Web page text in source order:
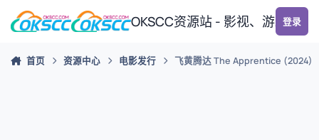
跳转到帖子
OKSCC资源站 - 影视、游戏、
登录
首页 资源中心 电影发行 飞黄腾达 The Apprentice (2024)